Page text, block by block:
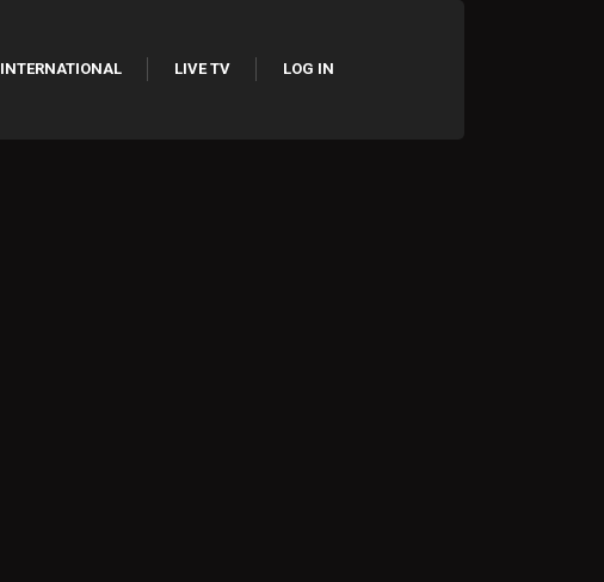
INTERNATIONAL LIVE TV LOG IN